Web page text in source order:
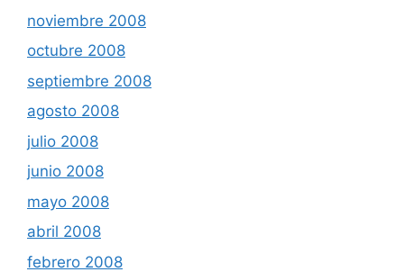
noviembre 2008
octubre 2008
septiembre 2008
agosto 2008
julio 2008
junio 2008
mayo 2008
abril 2008
febrero 2008